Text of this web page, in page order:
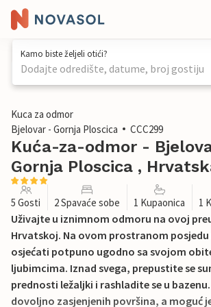
Kamo biste željeli otići?
Dodajte odredište, datume, broj gostiju
1 / 38
Kuca za odmor
Bjelovar - Gornja Ploscica
CCC299
Kuća-za-odmor -
Gornja Ploscica ,
5 Gosti 2 Spavaće sobe 1 Kupaonica 1
Uživajte u iznimnom odmoru na ovoj
Hrvatskoj. Na ovom prostranom posjedu
osjećati potpuno ugodno sa svojom
ljubimcima. Iznad svega, prepustite se
prednosti ležaljki i rashladite se u
dovoljno zasjenjenih površina, a moguć